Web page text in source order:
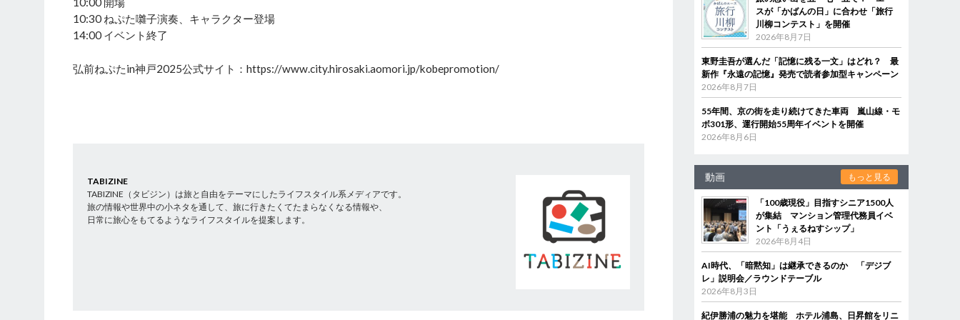
10:30 ねぷた囃子演奏、キャラクター登場
14:00 イベント終了
弘前ねぷたin神戸2025公式サイト：https://www.city.hirosaki.aomori.jp/kobepromotion/
TABIZINE
TABIZINE（タビジン）は旅と自由をテーマにしたライフスタイル系メディアです。
旅の情報や世界中の小ネタを通して、旅に行きたくてたまらなくなる情報や、
日常に旅心をもてるようなライフスタイルを提案します。
スが「かばんの日」に合わせ「旅行
川柳コンテスト」を開催
2026年8月7日
東野圭吾が選んだ「記憶に残る一文」はどれ？ 最
新作『永遠の記憶』発売で読者参加型キャンペーン
2026年8月7日
55年間、京の街を走り続けてきた車両 嵐山線・モ
ボ301形、運行開始55周年イベントを開催
2026年8月6日
動画 もっと見る
「100歳現役」目指すシニア1500人
が集結 マンション管理代務員イベ
ント「うぇるねすシップ」
2026年8月4日
AI時代、「暗黙知」は継承できるのか 「デジブ
レ」説明会／ラウンドテーブル
2026年8月3日
紀伊勝浦の魅力を堪能 ホテル浦島、日昇館をリニ